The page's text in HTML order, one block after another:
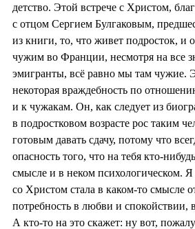
детство. Этой встрече с Христом,
с отцом Сергием Булгаковым,
из книги, то, что живет подросток, и
чужим во Франции, несмотря на все
эмигранты, всё равно мы там чужие.
некоторая враждебность по
и к чужакам. Он, как следует из
в подростковом возрасте рос таким
готовым давать сдачу, потому что
опасность того, что на тебя кто-
смысле и в неком психологическом. Я
со Христом стала в каком-то смысле
потребность в любви и спокойствии,
А кто-то на это скажет: ну вот,